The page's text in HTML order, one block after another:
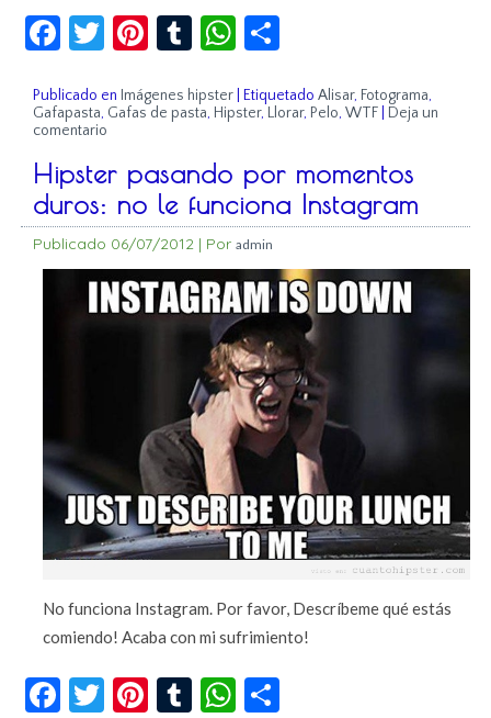
Facebook
Twitter
Pinterest
TumblrWhatsApp
Publicado en Imágenes hipster |Etiquetado Alisar, Fotograma,
Gafapasta, Gafas de pasta, Hipster, Llorar, Pelo,WTF
Deja un
comentario
Hipster pasando por momentos
duros: no le funciona Instagram
Publicado 06/07/2012 | Por admin
No funciona Instagram. Por favor, Descríbeme qué estás
comiendo! Acaba con mi sufrimiento!
Facebook
Twitter
Pinterest
TumblrWhatsApp